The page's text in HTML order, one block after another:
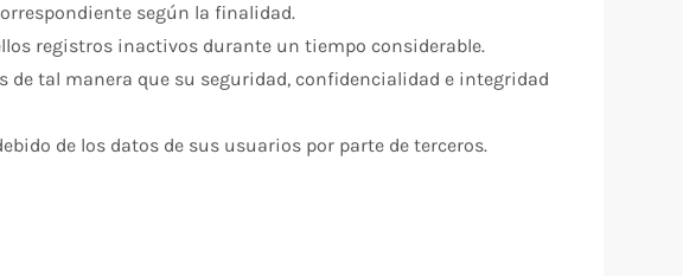
según la finalidad.
registros inactivos durante un tiempo considerable.
tal manera que su seguridad, confidencialidad e integridad
de los datos de sus usuarios por parte de terceros.